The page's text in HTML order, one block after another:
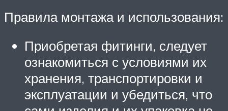
Правила монтажа и использования:
Приобретая фитинги, следует
ознакомиться с условиями их
хранения, транспортировки и
эксплуатации и убедиться, что